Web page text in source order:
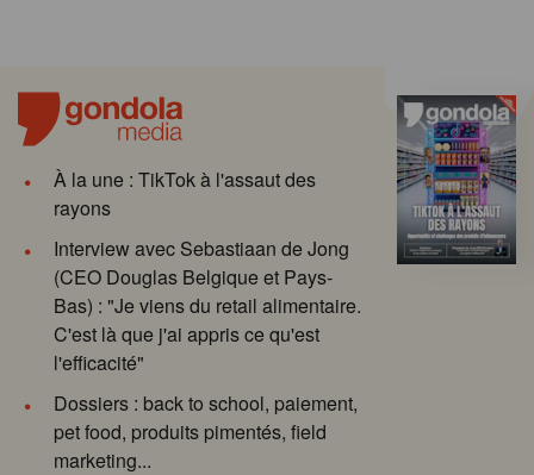
À la une : TikTok à l'assaut des
rayons
Interview avec Sebastiaan de Jong
(CEO Douglas Belgique et Pays-
Bas) : "Je viens du retail alimentaire.
C'est là que j'ai appris ce qu'est
l'efficacité"
Dossiers : back to school, paiement,
pet food, produits pimentés, field
marketing...